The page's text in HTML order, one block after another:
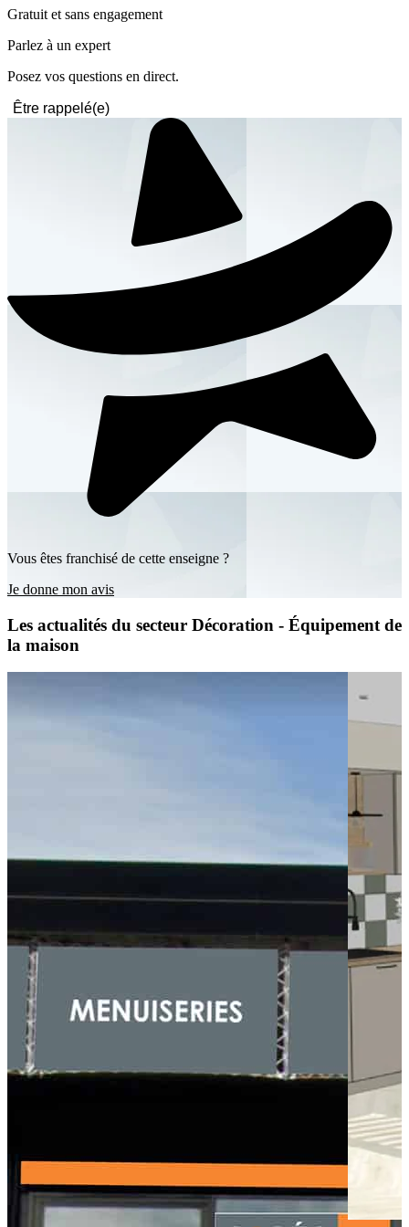
Gratuit et sans engagement
Parlez à un expert
Posez vos questions en direct.
Être rappelé(e)
Vous êtes franchisé de cette enseigne ?
Je donne mon avis
Les actualités du secteur Décoration - Équipement de
la maison